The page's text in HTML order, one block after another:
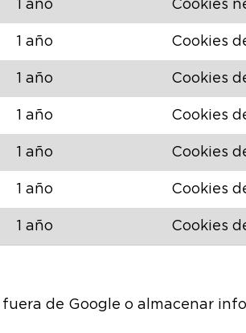
1 año Cookies
1 año Cookies
1 año Cookies
1 año Cookies
1 año Cookies
1 año Cookies
1 año Cookies
de Google o almacenar